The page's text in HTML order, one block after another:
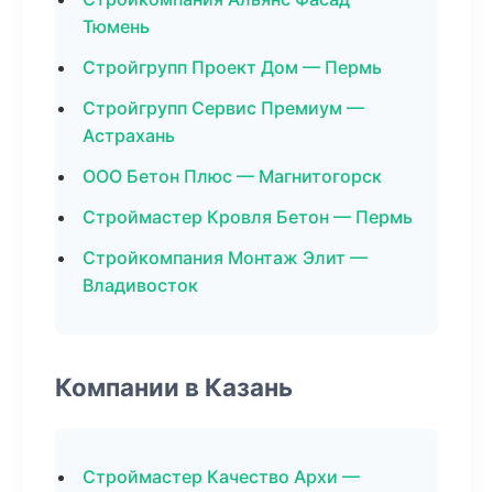
Тюмень
Стройгрупп Проект Дом — Пермь
Стройгрупп Сервис Премиум —
Астрахань
ООО Бетон Плюс — Магнитогорск
Строймастер Кровля Бетон — Пермь
Стройкомпания Монтаж Элит —
Владивосток
Компании в Казань
Строймастер Качество Архи —